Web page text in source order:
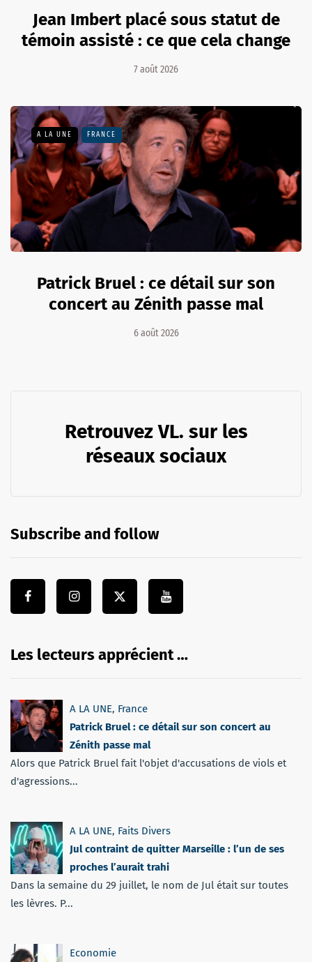
Jean Imbert placé sous statut de
témoin assisté : ce que cela change
7 août 2026
A LA UNE FRANCE
Patrick Bruel : ce détail sur son
concert au Zénith passe mal
6 août 2026
Retrouvez VL. sur les
réseaux sociaux
Subscribe and follow
Les lecteurs apprécient …
A LA UNE, France
Patrick Bruel : ce détail sur son concert au
Zénith passe mal
Alors que Patrick Bruel fait l'objet d'accusations de viols et
d'agressions...
A LA UNE, Faits Divers
Jul contraint de quitter Marseille : l’un de ses
proches l’aurait trahi
Dans la semaine du 29 juillet, le nom de Jul était sur toutes
les lèvres. P...
Economie